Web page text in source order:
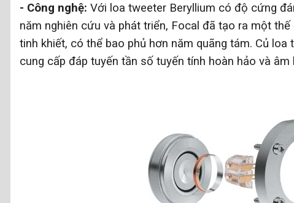
- Công nghệ: Với loa tweeter Beryllium có độ cứng
năm nghiên cứu và phát triển, Focal đã tạo ra một
tinh khiết, có thể bao phủ hơn năm quãng tám. Củ
cung cấp đáp tuyến tần số tuyến tính hoàn hảo và